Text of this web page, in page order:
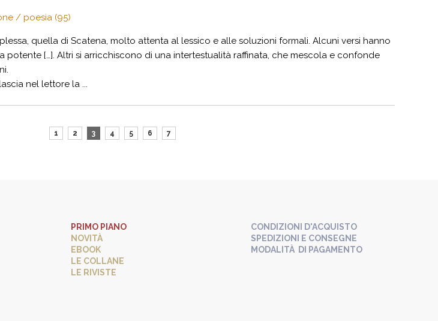
/ poesia (95)
quella di Scatena, molto attenta al lessico e alle soluzioni formali. Alcuni versi hanno
potente […]. Altri si arricchiscono di una intertestualità raffinata, che mescola e confonde
nel lettore la ...
1 2 3 4 5 6 7
PRIMO PIANO
NOVITÀ
EBOOK
LE COLLANE
LE RIVISTE
CONDIZIONI D'ACQUISTO
SPEDIZIONI E CONSEGNE
MODALITÀ DI PAGAMENTO